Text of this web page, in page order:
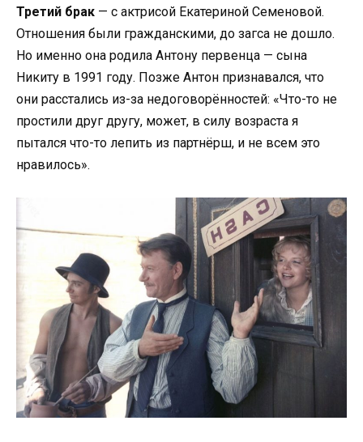
Третий брак — с актрисой Екатериной Семеновой.
Отношения были гражданскими, до загса не дошло.
Но именно она родила Антону первенца — сына
Никиту в 1991 году. Позже Антон признавался, что
они расстались из-за недоговорённостей: «Что-то не
простили друг другу, может, в силу возраста я
пытался что-то лепить из партнёрш, и не всем это
нравилось».